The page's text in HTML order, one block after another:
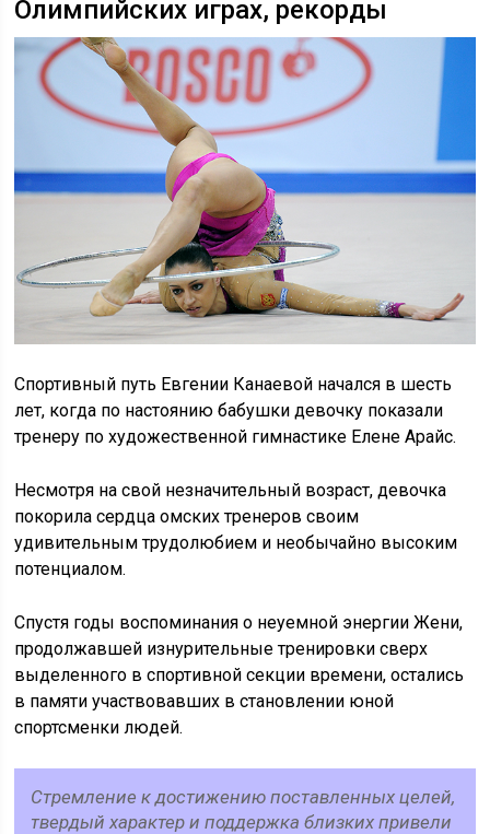
Олимпийских играх, рекорды
Спортивный путь Евгении Канаевой начался в шесть
лет, когда по настоянию бабушки девочку показали
тренеру по художественной гимнастике Елене Арайс.
Несмотря на свой незначительный возраст, девочка
покорила сердца омских тренеров своим
удивительным трудолюбием и необычайно высоким
потенциалом.
Спустя годы воспоминания о неуемной энергии Жени,
продолжавшей изнурительные тренировки сверх
выделенного в спортивной секции времени, остались
в памяти участвовавших в становлении юной
спортсменки людей.
Стремление к достижению поставленных целей,
твердый характер и поддержка близких привели